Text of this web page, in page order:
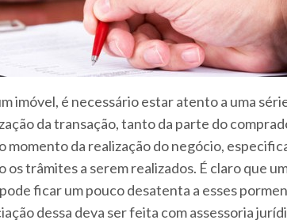
imóvel, é necessário estar atento a uma
da transação, tanto da parte do
momento da realização do negócio,
trâmites a serem realizados. É claro que
ficar um pouco desatenta a esses
dessa deva ser feita com assessoria